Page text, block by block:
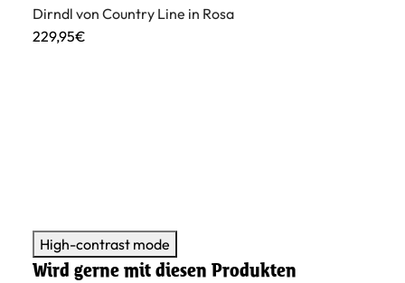
Dirndl von Country Line in Rosa
229,95€
High-contrast mode
Wird gerne mit diesen Produkten